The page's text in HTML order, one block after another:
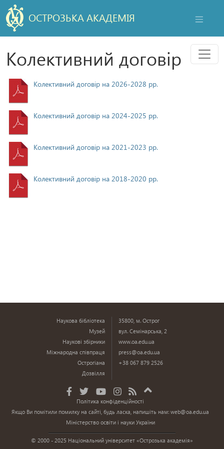
ОСТРОЗЬКА АКАДЕМІЯ
Колективний договір Меню
Колективний договір на 2026-2028 рр.
Колективний договір на 2024-2025 рр.
Колективний договір на 2021-2023 рр.
Колективний договір на 2018-2020 рр.
Наукова бібліотека
Музей
Наукові збірники
Міжнародна співпраця
Острогіана
Дозвілля
35800, м. Острог
вул. Семінарська, 2
www.oa.edu.ua
press@oa.edu.ua
+38 067 879 2526
Політика конфіденційності
Якщо Ви помітили помилку на сайті, будь ласка, напишіть нам:web@oa.edu.ua
Міністерство освіти і науки України
© 2000 - 2025 Національний університет «Острозька академія»